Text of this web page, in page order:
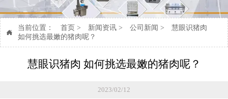

当前位置： 首页 > 新闻资讯 > 公司新闻 >
慧眼识猪肉
如何挑选最嫩的猪肉呢？
慧眼识猪肉 如何挑选最嫩的猪肉呢？
2023/02/12